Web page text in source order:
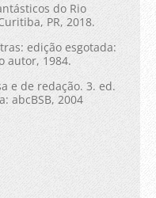
do Rio
PR, 2018.
edição esgotada:
autor, 1984.
e de redação. 3. ed.
abcBSB, 2004